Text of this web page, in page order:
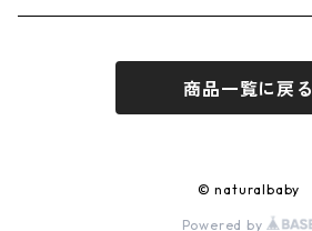
商品一覧に戻る
© naturalbaby
Powered by